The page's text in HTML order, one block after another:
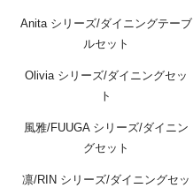
Anita シリーズ/ダイニングテーブ
ルセット
Olivia シリーズ/ダイニングセッ
ト
風雅/FUUGA シリーズ/ダイニン
グセット
凛/RIN シリーズ/ダイニングセッ